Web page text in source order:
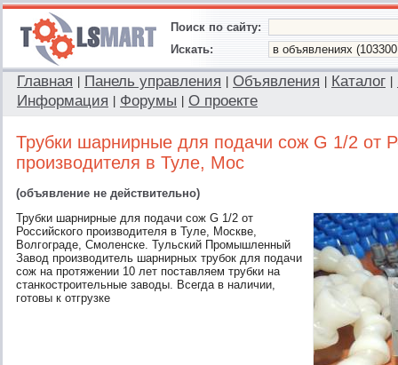
Поиск по сайту:
Искать:
Главная Панель управления Объявления Каталог
Информация
Форумы О проекте
Трубки шарнирные для подачи сож G 1/2 от
производителя в Туле, Мос
(объявление не действительно)
Трубки шарнирные для подачи сож G 1/2 от
Российского производителя в Туле, Москве,
Волгограде, Смоленске. Тульский Промышленный
Завод производитель шарнирных трубок для подачи
сож на протяжении 10 лет поставляем трубки на
станкостроительные заводы. Всегда в наличии,
готовы к отгрузке